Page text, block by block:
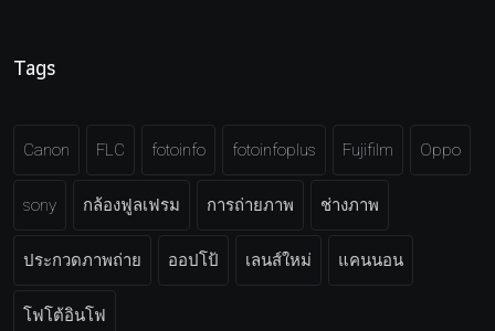
Tags
Canon FLC fotoinfo fotoinfoplus Fujifilm Oppo
sony กล้องฟูลเฟรม การถ่ายภาพ ช่างภาพ
ประกวดภาพถ่าย ออปโป้ เลนส์ใหม่ แคนนอน
โฟโต้อินโฟ